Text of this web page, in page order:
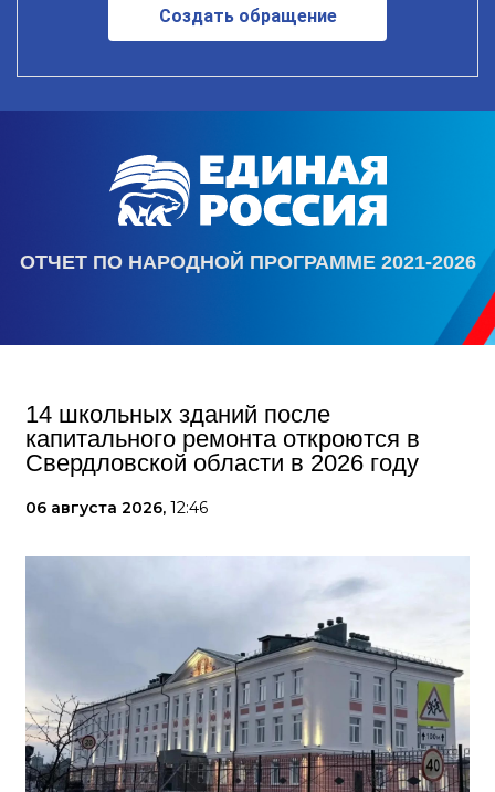
Создать обращение
ОТЧЕТ ПО НАРОДНОЙ ПРОГРАММЕ 2021-2026
14 школьных зданий после
капитального ремонта откроются в
Свердловской области в 2026 году
06 августа 2026, 12:46